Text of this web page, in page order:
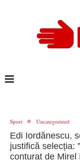
Sport Uncategorized
Edi Iordănescu,
justifică selecția:
conturat de Mirel